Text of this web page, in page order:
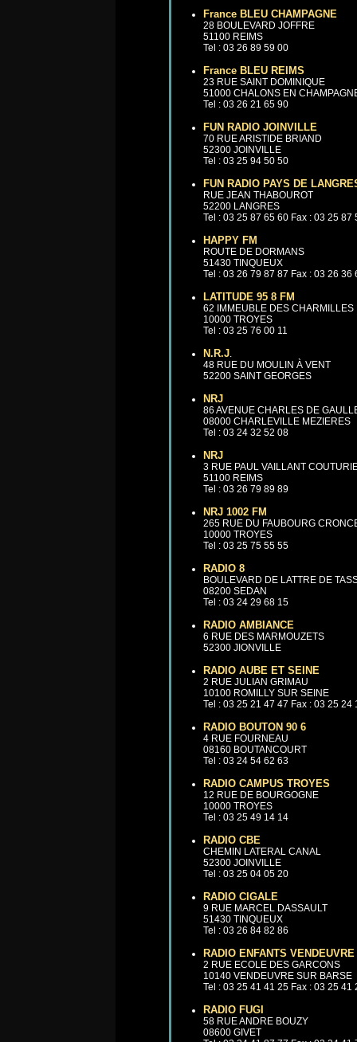
France BLEU CHAMPAGNE
28 BOULEVARD JOFFRE
51100 REIMS
Tel : 03 26 89 59 00
France BLEU REIMS
23 RUE SAINT DOMINIQUE
51000 CHALONS EN
Tel : 03 26 21 65 90
FUN RADIO JOINVILLE
70 RUE ARISTIDE BRIAND
52300 JOINVILLE
Tel : 03 25 94 50 50
FUN RADIO PAYS DE
RUE JEAN THABOUROT
52200 LANGRES
Tel : 03 25 87 65 60 Fax : 03 25 87
HAPPY FM
ROUTE DE DORMANS
51430 TINQUEUX
Tel : 03 26 79 87 87 Fax : 03 26 36
LATITUDE 95 8 FM
62 IMMEUBLE DES CHARMILLES
10000 TROYES
Tel : 03 25 76 00 11
N.R.J.
48 RUE DU MOULIN À VENT
52200 SAINT GEORGES
NRJ
86 AVENUE CHARLES DE
08000 CHARLEVILLE MEZIERES
Tel : 03 24 32 52 08
NRJ
3 RUE PAUL VAILLANT
51100 REIMS
Tel : 03 26 79 89 89
NRJ 1002 FM
265 RUE DU FAUBOURG
10000 TROYES
Tel : 03 25 75 55 55
RADIO 8
BOULEVARD DE LATTRE DE
08200 SEDAN
Tel : 03 24 29 68 15
RADIO AMBIANCE
6 RUE DES MARMOUZETS
52300 JIONVILLE
RADIO AUBE ET SEINE
2 RUE JULIAN GRIMAU
10100 ROMILLY SUR SEINE
Tel : 03 25 21 47 47 Fax : 03 25 24
RADIO BOUTON 90 6
4 RUE FOURNEAU
08160 BOUTANCOURT
Tel : 03 24 54 62 63
RADIO CAMPUS TROYES
12 RUE DE BOURGOGNE
10000 TROYES
Tel : 03 25 49 14 14
RADIO CBE
CHEMIN LATERAL CANAL
52300 JOINVILLE
Tel : 03 25 04 05 20
RADIO CIGALE
9 RUE MARCEL DASSAULT
51430 TINQUEUX
Tel : 03 26 84 82 86
RADIO ENFANTS VENDEUVRE
2 RUE ECOLE DES GARCONS
10140 VENDEUVRE SUR BARSE
Tel : 03 25 41 41 25 Fax : 03 25 41
RADIO FUGI
58 RUE ANDRE BOUZY
08600 GIVET